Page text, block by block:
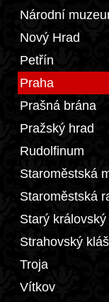
Národní
Nový Hrad
Petřín
Praha
Prašná brána
Pražský hrad
Rudolfinum
Staroměstská
Staroměstská
Starý
Strahovský
Troja
Vítkov